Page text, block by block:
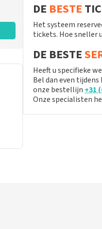
DE BESTE
Het systeem
tickets. Hoe sneller
DE BESTE
Heeft u specifieke
Bel dan even
onze bestellijn +31
Onze specialisten